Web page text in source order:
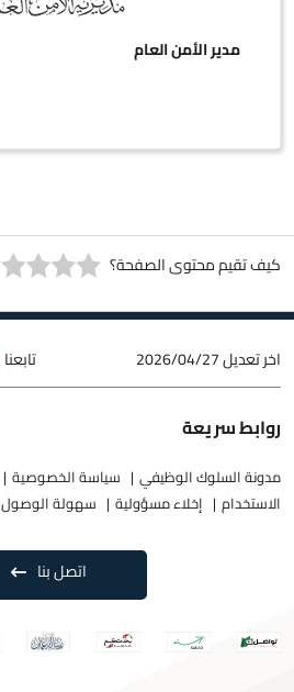
مدير الأمن العام
كيف تقيم محتوى الصفحة؟
اخر تعديل2026/04/27 تابعنا
روابط سريعة
مدونة السلوك الوظيفي سياسة الخصوصية
الاستخدام
إخلاء مسؤولية سهولة الوصول
اتصل بنا